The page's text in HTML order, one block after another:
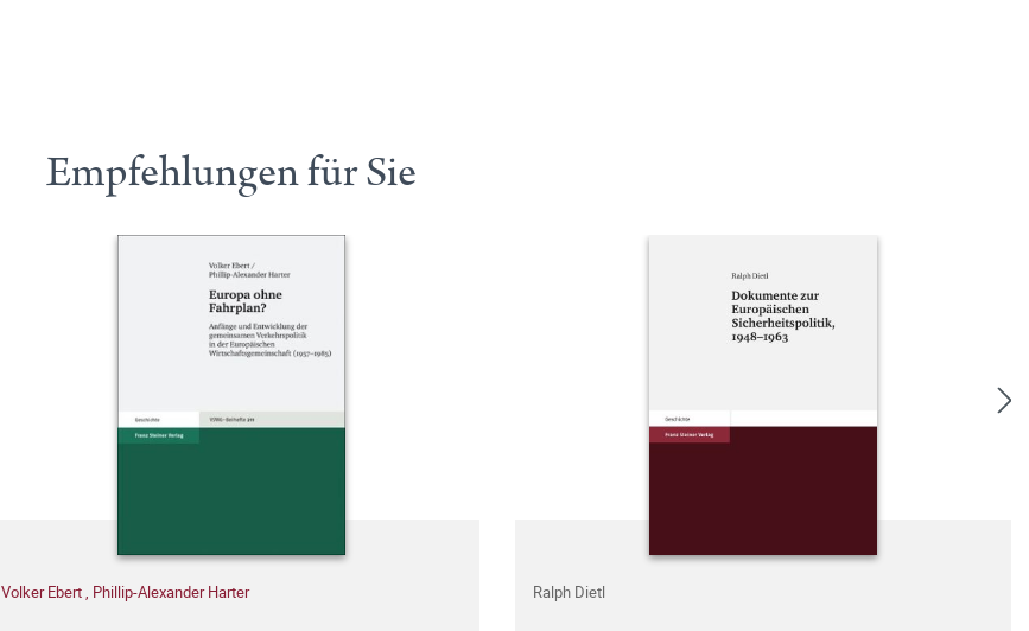
Empfehlungen für Sie
Volker Ebert, Phillip-Alexander Harter Ralph Dietl